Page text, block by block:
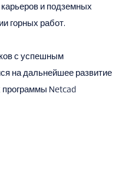
и подземных
горных работ.
с успешным
на дальнейшее развитие
программы Netcad